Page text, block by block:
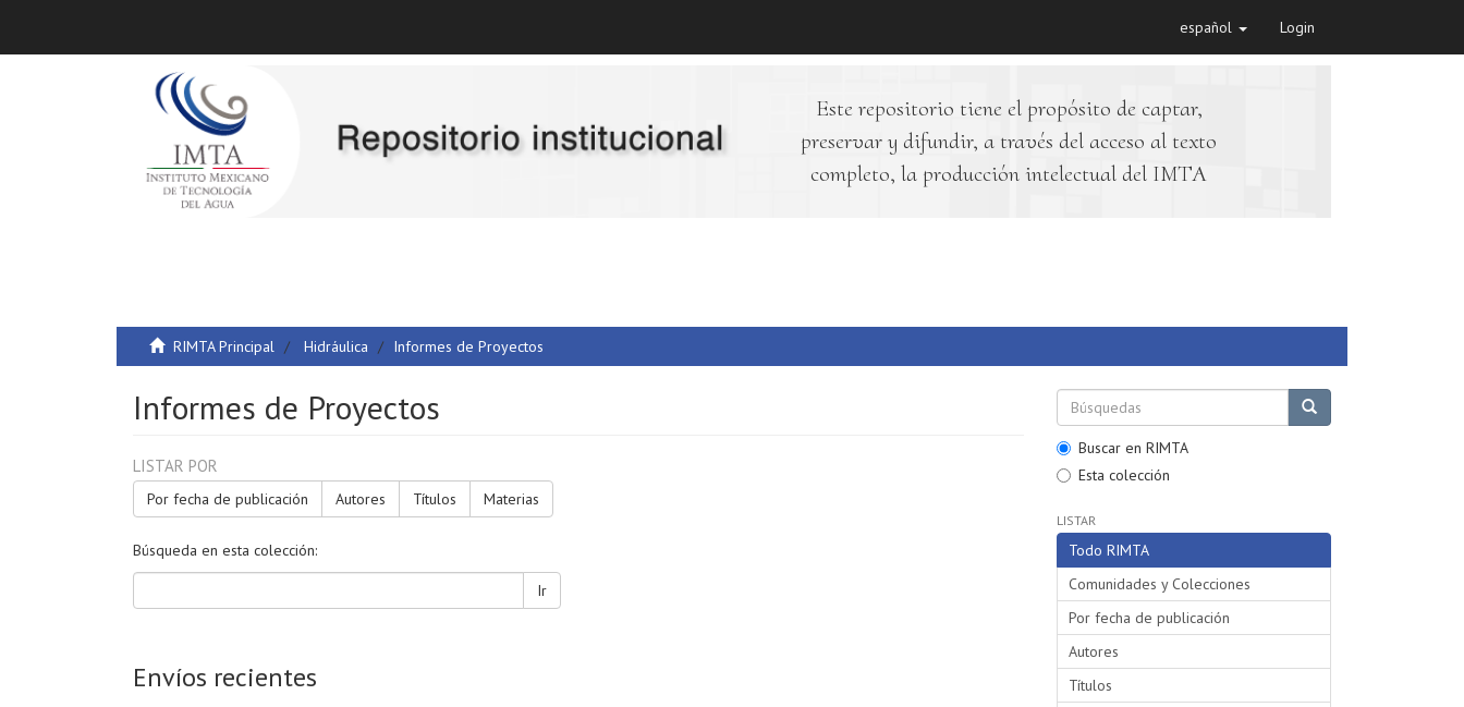
español Login
Este repositorio tiene el propósito de captar,
preservar y difundir, a través del acceso al texto
completo, la producción intelectual del IMTA
RIMTA Principal Hidráulica Informes de Proyectos
Informes de Proyectos
LISTAR POR
Por fecha de publicación Autores Títulos Materias
Búsqueda en esta colección:
Ir
Envíos recientes
Buscar en RIMTA
Esta colección
LISTAR
Todo RIMTA
Comunidades y Colecciones
Por fecha de publicación
Autores
Títulos